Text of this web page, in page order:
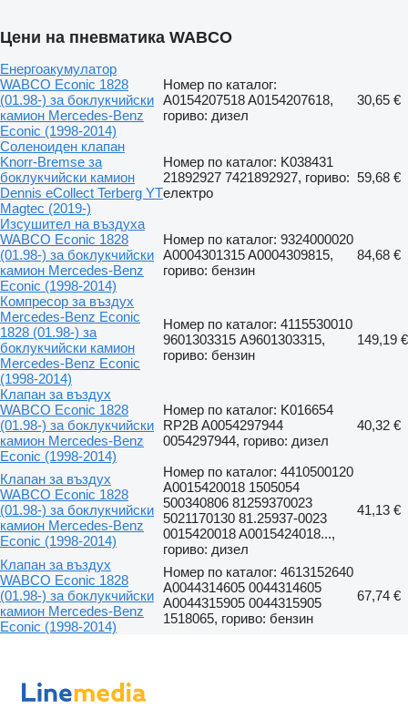
Цени на пневматика WABCO
Енергоакумулатор
WABCO Econic 1828
(01.98-) за боклукчийски
камион Mercedes-Benz
Econic (1998-2014)
Номер по каталог:
A0154207518 A0154207618,
гориво: дизел
30,65 €
Соленоиден клапан
Knorr-Bremse за
боклукчийски камион
Dennis eCollect Terberg YT
Magtec (2019-)
Номер по каталог: K038431
21892927 7421892927, гориво:
електро
59,68 €
Изсушител на въздуха
WABCO Econic 1828
(01.98-) за боклукчийски
камион Mercedes-Benz
Econic (1998-2014)
Номер по каталог: 9324000020
A0004301315 A0004309815,
гориво: бензин
84,68 €
Компресор за въздух
Mercedes-Benz Econic
1828 (01.98-) за
боклукчийски камион
Mercedes-Benz Econic
(1998-2014)
Номер по каталог: 4115530010
9601303315 A9601303315,
гориво: бензин
149,19 €
Клапан за въздух
WABCO Econic 1828
(01.98-) за боклукчийски
камион Mercedes-Benz
Econic (1998-2014)
Номер по каталог: K016654
RP2B A0054297944
0054297944, гориво: дизел
40,32 €
Клапан за въздух
WABCO Econic 1828
(01.98-) за боклукчийски
камион Mercedes-Benz
Econic (1998-2014)
Номер по каталог: 4410500120
A0015420018 1505054
500340806 81259370023
5021170130 81.25937-0023
0015420018 A0015424018...,
гориво: дизел
41,13 €
Клапан за въздух
WABCO Econic 1828
(01.98-) за боклукчийски
камион Mercedes-Benz
Econic (1998-2014)
Номер по каталог: 4613152640
A0044314605 0044314605
A0044315905 0044315905
1518065, гориво: бензин
67,74 €